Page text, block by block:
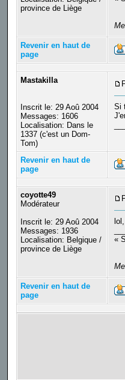
province de Liège
Revenir en haut de
page
Mastakilla
Inscrit le: 29 Aoû 2004
Messages: 1606
Localisation: Dans le
1337 (c'est un Dom-
Tom)
Si
Revenir en haut de
page
coyotte49
Modérateur
Inscrit le: 29 Aoû 2004
Messages: 1936
Localisation: Belgique /
province de Liège
«
Revenir en haut de
page